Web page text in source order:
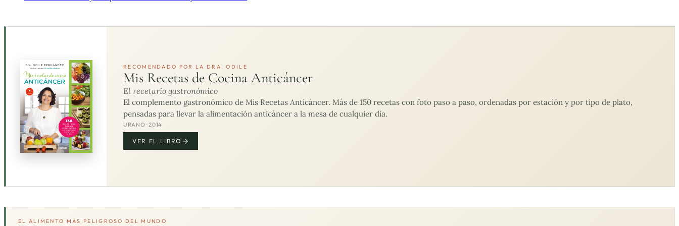
RECOMENDADO POR LA DRA. ODILE
Mis Recetas de Cocina Anticáncer
El recetario gastronómico
El complemento gastronómico de Mis Recetas Anticáncer. Más de 150 recetas con foto paso a paso, ordenadas por estación y por tipo de plato,
pensadas para llevar la alimentación anticáncer a la mesa de cualquier día.
URANO · 2014
VER EL LIBRO
EL ALIMENTO MÁS PELIGROSO DEL MUNDO